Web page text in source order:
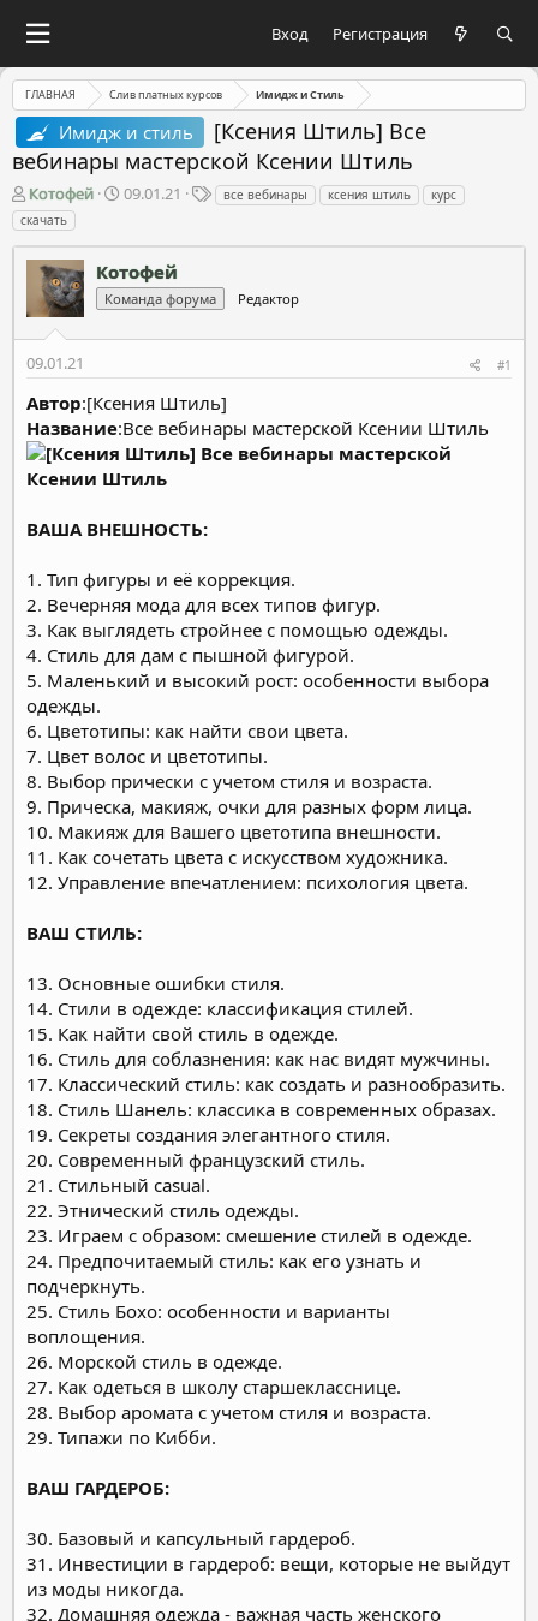
Вход Регистрация
ГЛАВНАЯ Слив платных курсов Имидж и Стиль
Имидж и стиль
[Ксения Штиль] Все
вебинары мастерской Ксении Штиль
А
в
т
о
е
м
ы
Котофей
Д
н
а
а
09.01.21
Твсе вебинары ксения штиль
курс
скачать
Котофей
Команда форума Редактор
09.01.21 #1
Автор:[Ксения Штиль]
Название:Все вебинары мастерской Ксении Штиль
ВАША ВНЕШНОСТЬ:
1. Тип фигуры и её коррекция.
2. Вечерняя мода для всех типов фигур.
3. Как выглядеть стройнее с помощью одежды.
4. Стиль для дам с пышной фигурой.
5. Маленький и высокий рост: особенности выбора
одежды.
6. Цветотипы: как найти свои цвета.
7. Цвет волос и цветотипы.
8. Выбор прически с учетом стиля и возраста.
9. Прическа, макияж, очки для разных форм лица.
10. Макияж для Вашего цветотипа внешности.
11. Как сочетать цвета с искусством художника.
12. Управление впечатлением: психология цвета.
ВАШ СТИЛЬ:
13. Основные ошибки стиля.
14. Стили в одежде: классификация стилей.
15. Как найти свой стиль в одежде.
16. Стиль для соблазнения: как нас видят мужчины.
17. Классический стиль: как создать и разнообразить.
18. Стиль Шанель: классика в современных образах.
19. Секреты создания элегантного стиля.
20. Современный французский стиль.
21. Стильный casual.
22. Этнический стиль одежды.
23. Играем с образом: смешение стилей в одежде.
24. Предпочитаемый стиль: как его узнать и
подчеркнуть.
25. Стиль Бохо: особенности и варианты
воплощения.
26. Морской стиль в одежде.
27. Как одеться в школу старшекласснице.
28. Выбор аромата с учетом стиля и возраста.
29. Типажи по Кибби.
ВАШ ГАРДЕРОБ:
30. Базовый и капсульный гардероб.
31. Инвестиции в гардероб: вещи, которые не выйдут
из моды никогда.
32. Домашняя одежда - важная часть женского